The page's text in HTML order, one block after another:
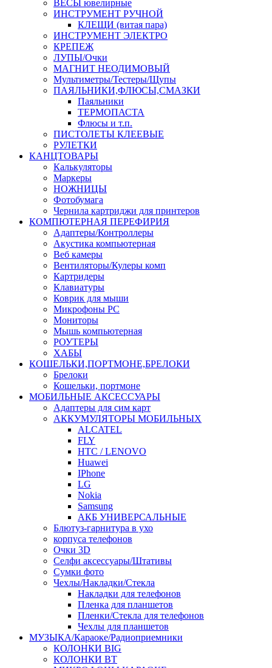
ВЕСЫ ювелирные
ИНСТРУМЕНТ РУЧНОЙ
КЛЕЩИ (витая пара)
ИНСТРУМЕНТ ЭЛЕКТРО
КРЕПЕЖ
ЛУПЫ/Очки
МАГНИТ НЕОДИМОВЫЙ
Мультиметры/Тестеры/Щупы
ПАЯЛЬНИКИ,ФЛЮСЫ,СМАЗКИ
Паяльники
ТЕРМОПАСТА
Флюсы и т.п.
ПИСТОЛЕТЫ КЛЕЕВЫЕ
РУЛЕТКИ
КАНЦТОВАРЫ
Калькуляторы
Маркеры
НОЖНИЦЫ
Фотобумага
Чернила картриджи для принтеров
КОМПЮТЕРНАЯ ПЕРЕФИРИЯ
Адаптеры/Контроллеры
Акустика компьютерная
Веб камеры
Вентиляторы/Кулеры комп
Картридеры
Клавиатуры
Коврик для мыши
Микрофоны PC
Мониторы
Мышь компьютерная
РОУТЕРЫ
ХАБЫ
КОШЕЛЬКИ,ПОРТМОНЕ,БРЕЛОКИ
Брелоки
Кошельки, портмоне
МОБИЛЬНЫЕ АКСЕССУАРЫ
Адаптеры для сим карт
АККУМУЛЯТОРЫ МОБИЛЬНЫХ
ALCATEL
FLY
HTC / LENOVO
Huawei
IPhone
LG
Nokia
Samsung
АКБ УНИВЕРСАЛЬНЫЕ
Блютуз-гарнитура в ухо
корпуса телефонов
Очки 3D
Селфи аксессуары/Штативы
Сумки фото
Чехлы/Накладки/Стекла
Накладки для телефонов
Пленка для планшетов
Пленки/Стекла для телефонов
Чехлы для планшетов
МУЗЫКА/Караоке/Радиоприемники
КОЛОНКИ BIG
КОЛОНКИ BT